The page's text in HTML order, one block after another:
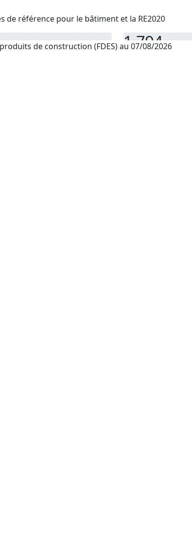
de référence pour le bâtiment et la RE2020
1 794
de construction (FDES) au 07/08/2026